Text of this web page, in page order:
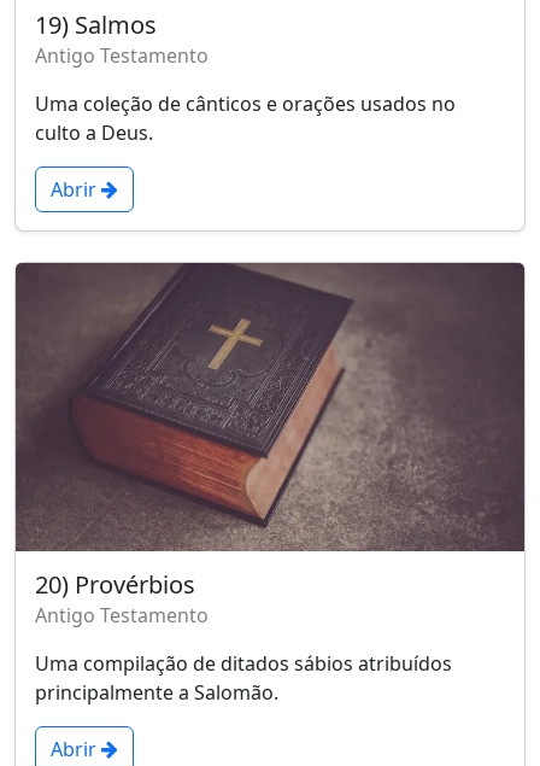
19) Salmos
Antigo Testamento
Uma coleção de cânticos e orações usados no
culto a Deus.
Abrir
20) Provérbios
Antigo Testamento
Uma compilação de ditados sábios atribuídos
principalmente a Salomão.
Abrir